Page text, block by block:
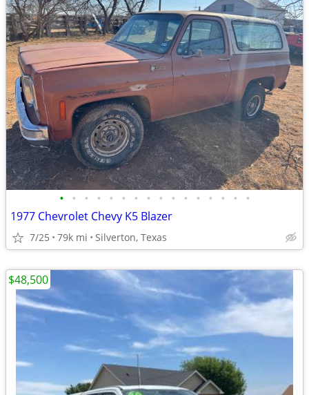
• • • • • • • • • • • • • • • •
1977 Chevrolet Chevy K5 Blazer
7/25 79k mi Silverton, Texas
$48,500